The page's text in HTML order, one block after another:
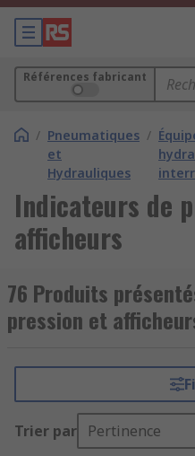
Références fabricant
/ Pneumatiques
et
Hydrauliques
/
Indicateurs de
afficheurs
76 Produits
pression et
Trier par Pertinence